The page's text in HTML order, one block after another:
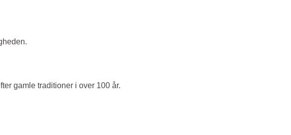
gamle traditioner i over 100 år.